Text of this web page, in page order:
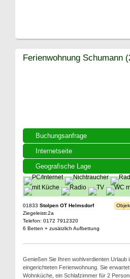
Buchungsanfrage
Internetseite
Geografische Lage
Ferienwohnung Schumann
01833 Stolpen OT Helmsdorf
Ziegeleistr.2a
Telefon: 0172 7912320
6 Betten + zusätzlich Aufbettung
Genießen Sie Ihren wohlverdienten Urlaub
eingerichteten Ferienwohnung. Sie
Wohnküche, ein Schlafzimmer für 2